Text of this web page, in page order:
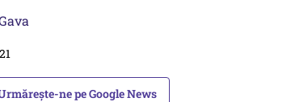
ne pe Google News